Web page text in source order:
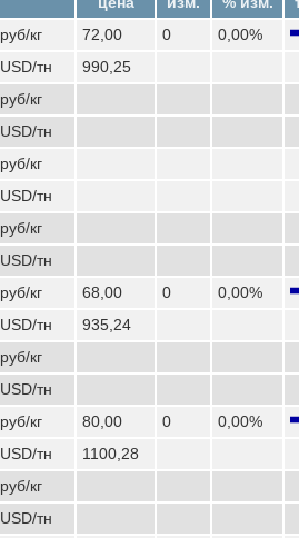
руб/кг 72,00 0
0,00%
USD/тн
990,25
руб/кг
USD/тн
руб/кг
USD/тн
руб/кг
USD/тн
руб/кг 68,00 0
0,00%
USD/тн
935,24
руб/кг
USD/тн
руб/кг 80,00 0
0,00%
USD/тн
1100,28
руб/кг
USD/тн